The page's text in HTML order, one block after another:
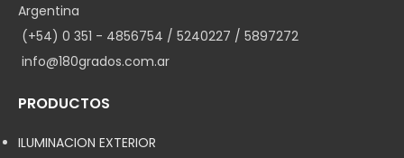
Argentina
(+54) 0 351 - 4856754 / 5240227 / 5897272
info@180grados.com.ar
PRODUCTOS
ILUMINACION EXTERIOR